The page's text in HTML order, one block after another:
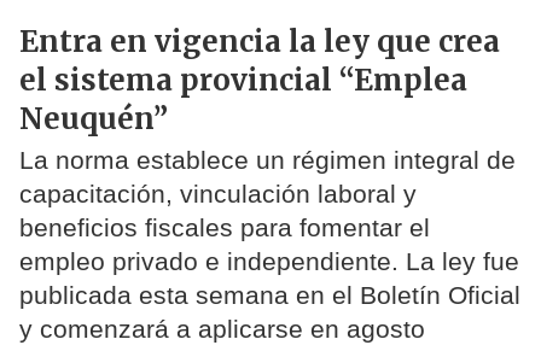
Entra en vigencia la ley que crea
el sistema provincial “Emplea
Neuquén”
La norma establece un régimen integral de
capacitación, vinculación laboral y
beneficios fiscales para fomentar el
empleo privado e independiente. La ley fue
publicada esta semana en el Boletín Oficial
y comenzará a aplicarse en agosto